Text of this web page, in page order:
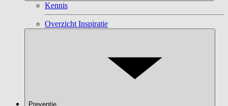
Kennis
Overzicht Inspiratie
Preventie